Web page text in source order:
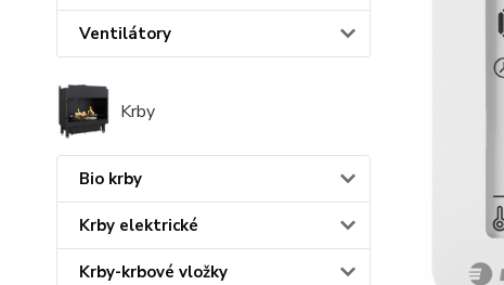
Ventilátory
Krby
Bio krby
Krby elektrické
Krby-krbové vložky